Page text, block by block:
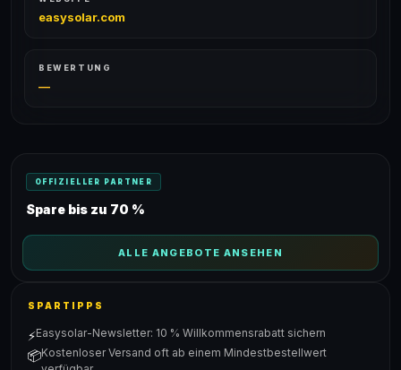
easysolar.com
BEWERTUNG
—
OFFIZIELLER PARTNER
Spare bis zu 70 %
ALLE ANGEBOTE ANSEHEN
SPARTIPPS
⚡Easysolar-Newsletter: 10 % Willkommensrabatt sichern
📦Kostenloser Versand oft ab einem Mindestbestellwert